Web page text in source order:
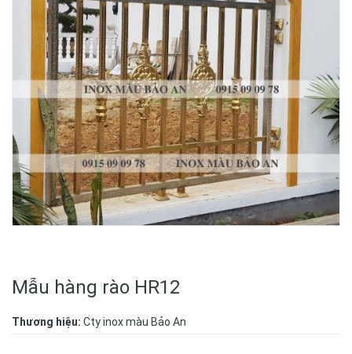
Mẫu hàng rào HR12
Thương hiệu: Cty inox màu Bảo An